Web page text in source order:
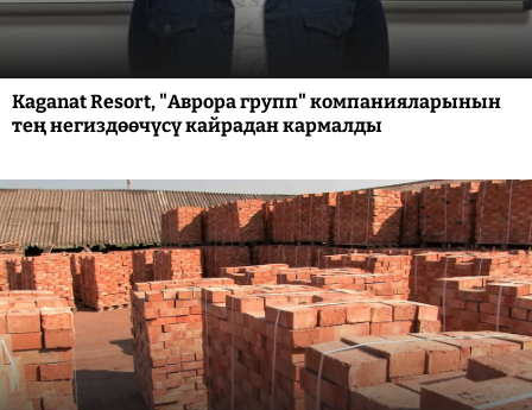
Kaganat Resort, "Аврора групп" компанияларынын
тең негиздөөчүсү кайрадан кармалды